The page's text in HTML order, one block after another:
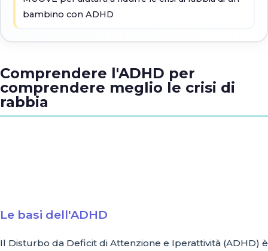
bambino con ADHD
Comprendere l'ADHD per
comprendere meglio le crisi di
rabbia
Le basi dell'ADHD
Il Disturbo da Deficit di Attenzione e Iperattività (ADHD) è